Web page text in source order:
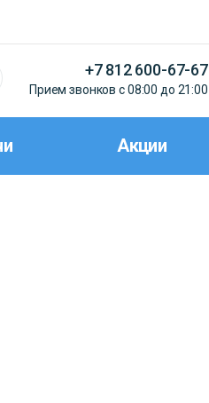
+7 812 600-67-67
Прием звонков с 08:00 до 21:00
Акции